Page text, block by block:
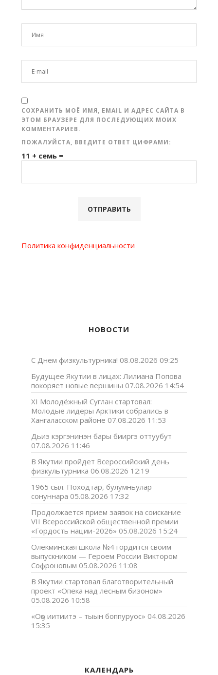
СОХРАНИТЬ МОЁ ИМЯ, EMAIL И АДРЕС САЙТА В
ЭТОМ БРАУЗЕРЕ ДЛЯ ПОСЛЕДУЮЩИХ МОИХ
КОММЕНТАРИЕВ.
ПОЖАЛУЙСТА, ВВЕДИТЕ ОТВЕТ ЦИФРАМИ:
11 + семь =
Политика конфиденциальности
НОВОСТИ
С Днем физкультурника! 08.08.2026 09:25
Будущее Якутии в лицах: Лилиана Попова
покоряет новые вершины 07.08.2026 14:54
XI Молодёжный Суглан стартовал:
Молодые лидеры Арктики собрались в
Хангаласском районе 07.08.2026 11:53
Дьиэ кэргэнинэн бары бииргэ оттуубут
07.08.2026 11:46
В Якутии пройдет Всероссийский день
физкультурника 06.08.2026 12:19
1965 сыл. Походтар, булумньулар
сонуннара 05.08.2026 17:32
Продолжается прием заявок на соискание
VII Всероссийской общественной премии
«Гордость нации-2026» 05.08.2026 15:24
Олекминская школа №4 гордится своим
выпускником — Героем России Виктором
Софроновым 05.08.2026 11:08
В Якутии стартовал благотворительный
проект «Опека над лесным бизоном»
05.08.2026 10:58
«Оҕо иитиитэ – тыын боппуруос» 04.08.2026
15:35
КАЛЕНДАРЬ